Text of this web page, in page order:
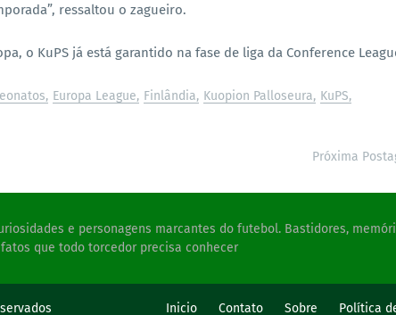
ressaltou o zagueiro.
o KuPS já está garantido na fase de liga da Conference
Europa League Finlândia Kuopion Palloseura KuPS
Próxima
e personagens marcantes do futebol. Bastidores,
que todo torcedor precisa conhecer
Inicio Contato Sobre Política